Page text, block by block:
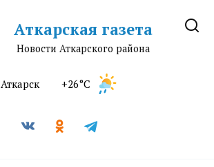
Аткарская газета
Новости Аткарского района
Аткарск +26°C